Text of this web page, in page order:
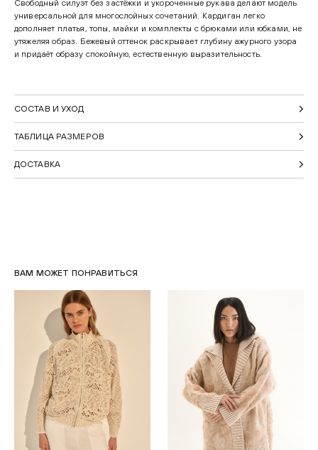
Свободный силуэт без застёжки и укороченные рукава делают модель
универсальной для многослойных сочетаний. Кардиган легко
дополняет платья, топы, майки и комплекты с брюками или юбками, не
утяжеляя образ. Бежевый оттенок раскрывает глубину ажурного узора
и придаёт образу спокойную, естественную выразительность.
СОСТАВ И УХОД
ТАБЛИЦА РАЗМЕРОВ
ДОСТАВКА
ВАМ МОЖЕТ ПОНРАВИТЬСЯ